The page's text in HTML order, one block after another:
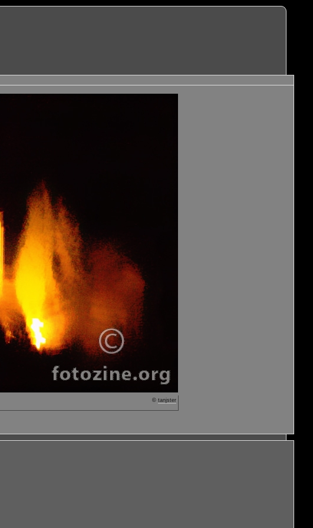
© tanjster